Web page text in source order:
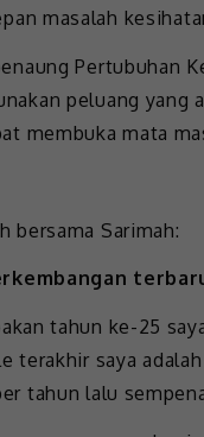
masalah
Pertubuhan
peluang yang
membuka mata
bersama Sarimah:
tahun ke-25
terakhir saya
tahun lalu